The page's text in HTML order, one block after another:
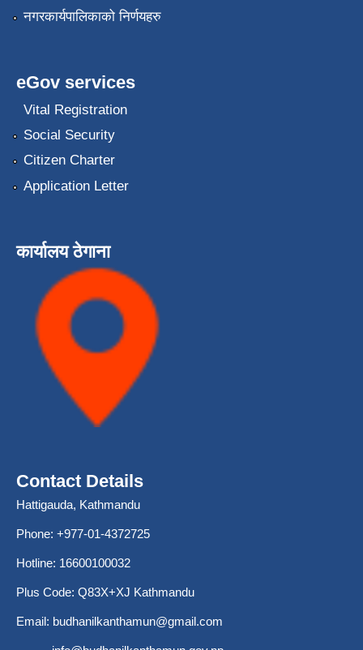
नगरकार्यपालिकाको निर्णयहरु
eGov services
Vital Registration
Social Security
Citizen Charter
Application Letter
कार्यालय ठेगाना
Contact Details
Hattigauda, Kathmandu
Phone: +977-01-4372725
Hotline: 16600100032
Plus Code: Q83X+XJ Kathmandu
Email: budhanilkanthamun@gmail.com